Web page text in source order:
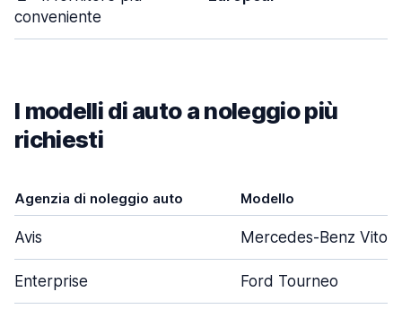
conveniente
I modelli di auto a noleggio più
richiesti
Agenzia di noleggio auto Modello
Avis Mercedes-Benz Vito
Enterprise Ford Tourneo